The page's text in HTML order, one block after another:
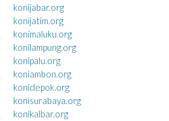
konijabar.org
konijatim.org
konimaluku.org
konilampung.org
konipalu.org
koniambon.org
konidepok.org
konisurabaya.org
konikalbar.org